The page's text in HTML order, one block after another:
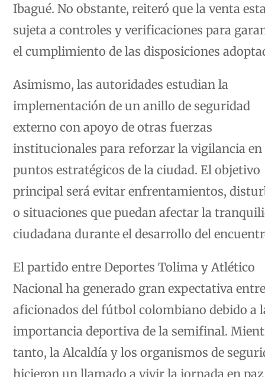
Ibagué. No obstante, reiteró que la venta
sujeta a controles y verificaciones para
el cumplimiento de las disposiciones
Asimismo, las autoridades estudian la
implementación de un anillo de seguridad
externo con apoyo de otras fuerzas
institucionales para reforzar la vigilancia en
puntos estratégicos de la ciudad. El objetivo
principal será evitar enfrentamientos,
o situaciones que puedan afectar la
ciudadana durante el desarrollo del
El partido entre Deportes Tolima y Atlético
Nacional ha generado gran expectativa
aficionados del fútbol colombiano debido a
importancia deportiva de la semifinal.
tanto, la Alcaldía y los organismos de
hicieron un llamado a vivir la jornada en